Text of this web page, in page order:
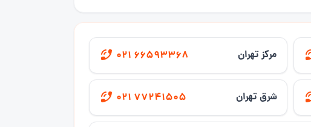
مرکز تهران 021 66593368
شرق تهران 021 77241505